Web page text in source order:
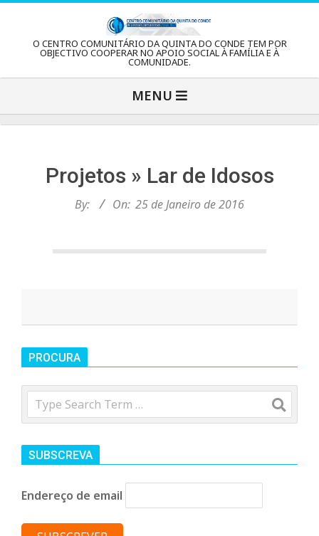
content
e
n
C
o
m
u
n
O CENTRO COMUNITÁRIO DA QUINTA DO CONDE TEM POR
OBJECTIVO COOPERAR NO APOIO SOCIAL À FAMÍLIA E À
COMUNIDADE.
Menu
MENU
Projetos » Lar de Idosos
By: On: 25 de Janeiro de 2016
2016-
25
PROCURA
Search
SUBSCREVA
Endereço de email